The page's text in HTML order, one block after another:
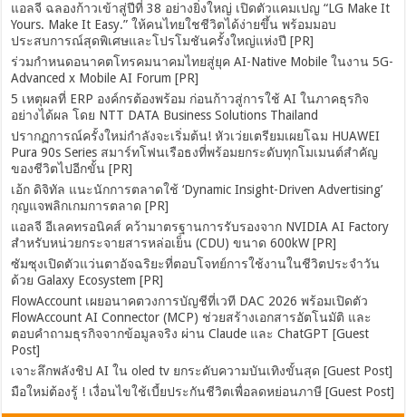
แอลจี ฉลองก้าวเข้าสู่ปีที่ 38 อย่างยิ่งใหญ่ เปิดตัวแคมเปญ “LG Make It
Yours. Make It Easy.” ให้คนไทยใชชีวิตได้ง่ายขึ้น พร้อมมอบ
ประสบการณ์สุดพิเศษและโปรโมชันครั้งใหญ่แห่งปี [PR]
ร่วมกำหนดอนาคตโทรคมนาคมไทยสู่ยุค AI-Native Mobile ในงาน 5G-
Advanced x Mobile AI Forum [PR]
5 เหตุผลที่ ERP องค์กรต้องพร้อม ก่อนก้าวสู่การใช้ AI ในภาคธุรกิจ
อย่างได้ผล โดย NTT DATA Business Solutions Thailand
ปรากฏการณ์ครั้งใหม่กำลังจะเริ่มต้น! หัวเว่ยเตรียมเผยโฉม HUAWEI
Pura 90s Series สมาร์ทโฟนเรือธงที่พร้อมยกระดับทุกโมเมนต์สำคัญ
ของชีวิตไปอีกขั้น [PR]
เอ้ก ดิจิทัล แนะนักการตลาดใช้ ‘Dynamic Insight-Driven Advertising’
กุญแจพลิกเกมการตลาด [PR]
แอลจี อีเลคทรอนิคส์ คว้ามาตรฐานการรับรองจาก NVIDIA AI Factory
สำหรับหน่วยกระจายสารหล่อเย็น (CDU) ขนาด 600kW [PR]
ซัมซุงเปิดตัวแว่นตาอัจฉริยะที่ตอบโจทย์การใช้งานในชีวิตประจำวัน
ด้วย Galaxy Ecosystem [PR]
FlowAccount เผยอนาคตวงการบัญชีที่เวที DAC 2026 พร้อมเปิดตัว
FlowAccount AI Connector (MCP) ช่วยสร้างเอกสารอัตโนมัติ และ
ตอบคำถามธุรกิจจากข้อมูลจริง ผ่าน Claude และ ChatGPT [Guest
Post]
เจาะลึกพลังชิป AI ใน oled tv ยกระดับความบันเทิงขั้นสุด [Guest Post]
มือใหม่ต้องรู้ ! เงื่อนไขใช้เบี้ยประกันชีวิตเพื่อลดหย่อนภาษี [Guest Post]